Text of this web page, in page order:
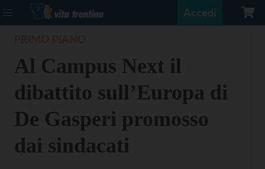
Accedi
Al Campus Next il
dibattito sull’Europa di
De Gasperi promosso
dai sindacati